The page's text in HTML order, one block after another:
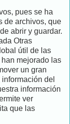
pues se ha
de archivos, que
abrir y guardar.
Otras
útil de las
mejorado las
un gran
del
información
ver
que las